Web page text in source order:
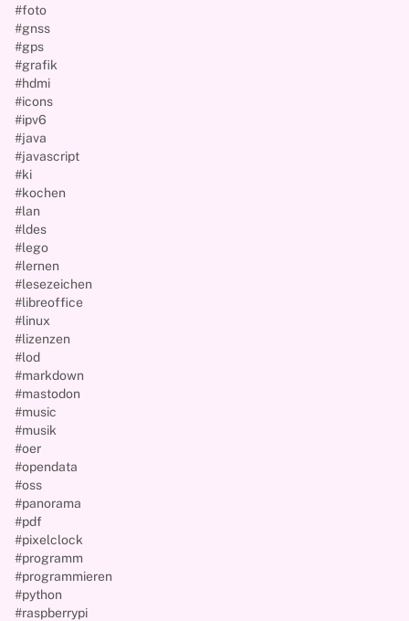
#foto
#gnss
#gps
#grafik
#hdmi
#icons
#ipv6
#java
#javascript
#ki
#kochen
#lan
#ldes
#lego
#lernen
#lesezeichen
#libreoffice
#linux
#lizenzen
#lod
#markdown
#mastodon
#music
#musik
#oer
#opendata
#oss
#panorama
#pdf
#pixelclock
#programm
#programmieren
#python
#raspberrypi